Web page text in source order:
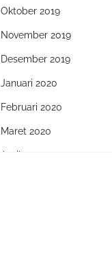
Oktober 2019
November 2019
Desember 2019
Januari 2020
Februari 2020
Maret 2020
April 2020